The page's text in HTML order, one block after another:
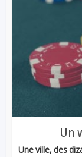
Un
Une ville, des